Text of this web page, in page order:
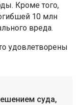
Кроме того,
10 млн
вреда.
удовлетворены
суда,